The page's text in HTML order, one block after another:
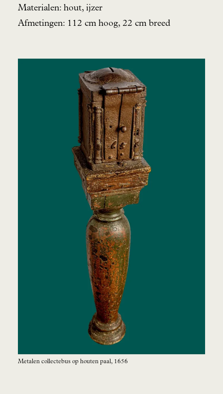
Metalen collectebus op houten paal, 1656
Materialen: hout, ijzer
Afmetingen: 112 cm hoog, 22 cm breed